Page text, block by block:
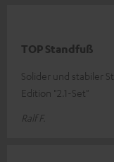
TOP Standfuß
Solider und stabiler
Edition "2.1-Set"
Ralf F.